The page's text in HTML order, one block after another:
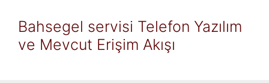
Bahsegel servisi Telefon Yazılım
ve Mevcut Erişim Akışı